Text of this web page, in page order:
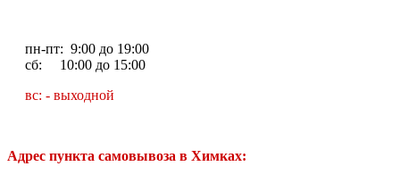
пн-пт: 9:00 до 19:00
сб: 10:00 до 15:00
вс: - выходной
Адрес пункта самовывоза в Химках: